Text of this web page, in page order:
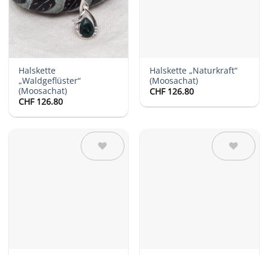
Halskette
„Waldgeflüster“
(Moosachat)
CHF126.80
Halskette „Naturkraft“
(Moosachat)
CHF126.80